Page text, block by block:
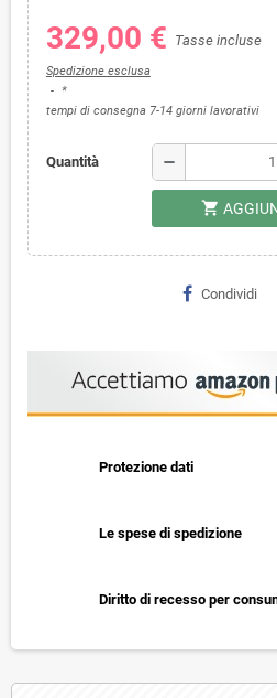
329,00 € Tasse incluse
Spedizione esclusa
*
tempi di consegna 7-14 giorni lavorativi
Quantità remove
shopping_cart
Condividi
Protezione dati
Le spese di spedizione
Diritto di recesso per